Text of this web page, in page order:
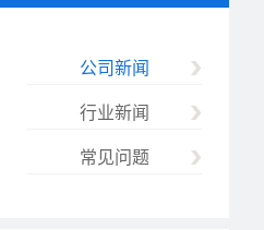
公司新闻
行业新闻
常见问题